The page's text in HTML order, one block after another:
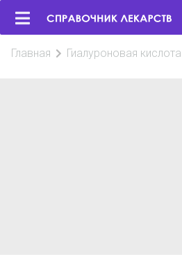
Главная Гиалуроновая кислота